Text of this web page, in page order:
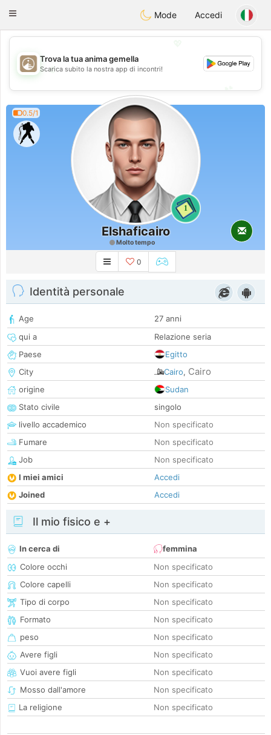
ahebik
Toggle
Mode Accedi
💖
💕
Trova la tua anima gemella
Scarica subito la nostra app di incontri!
0.5/1
1
Elshaficairo
Molto tempo
0
Identità personale
Age
27 anni
qui a
Relazione seria
Paese
Egitto
City
Cairo, Cairo
origine
Sudan
Stato civile
singolo
livello accademico
Non specificato
Fumare
Non specificato
Job
Non specificato
I miei amici
Accedi
Joined
Accedi
Il mio fisico e +
In cerca di
femmina
Colore occhi
Non specificato
Colore capelli
Non specificato
Tipo di corpo
Non specificato
Formato
Non specificato
peso
Non specificato
Avere figli
Non specificato
Vuoi avere figli
Non specificato
Mosso dall'amore
Non specificato
La religione
Non specificato